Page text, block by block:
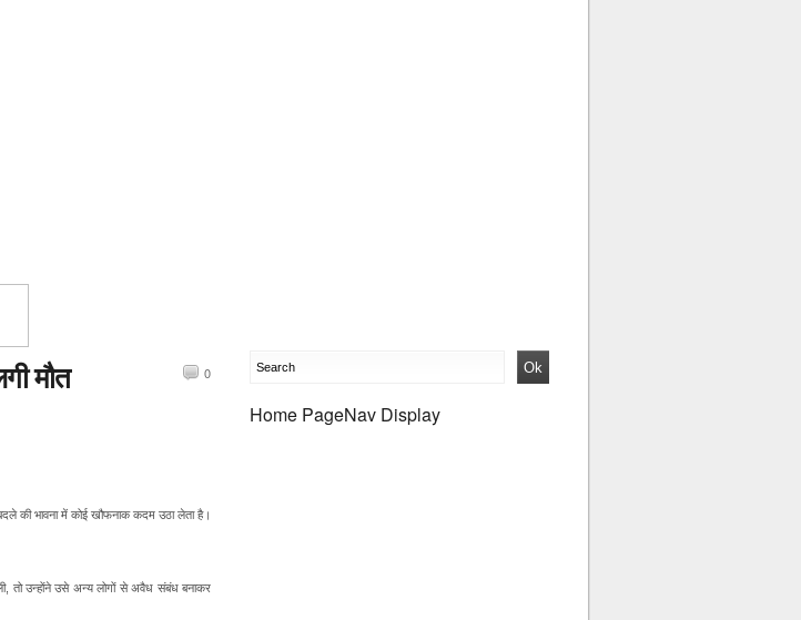
मौत 0
की भावना में कोई खौफनाक कदम उठा लेता है।
तो उन्होंने उसे अन्य लोगों से अवैध संबंध बनाकर
Home PageNav Display